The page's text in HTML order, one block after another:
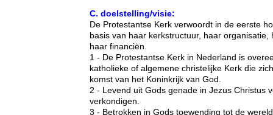
C. doelstelling/visie:
De Protestantse Kerk verwoordt in de eerste
basis van haar kerkstructuur, haar
haar financiën.
1 - De Protestantse Kerk in Nederland is
katholieke of algemene christelijke Kerk die
komst van het Koninkrijk van God.
2 - Levend uit Gods genade in Jezus Christus
verkondigen.
3 - Betrokken in Gods toewending tot de